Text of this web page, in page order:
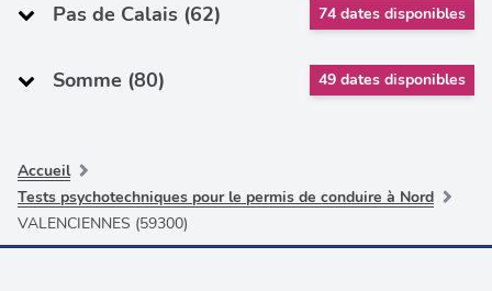
Pas de Calais (62) 74 dates disponibles
Somme (80) 49 dates disponibles
Accueil
Tests psychotechniques pour le permis de conduire à Nord
VALENCIENNES (59300)